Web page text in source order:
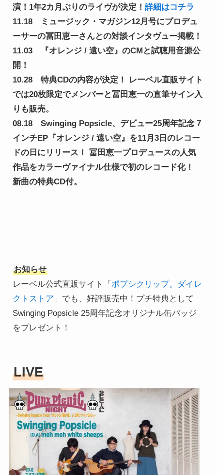
演！1年2カ月ぶりのライヴが決定！詳細はコチラ
11.18　ミュージック・マガジン12月号にプロデュ
ーサーの冨田恵一さんとの対談インタヴュー掲載！
11.03　『オレンジ / 遠い空』のCMと試聴用音源公
開！
10.28　特典CDの内容が決定！ レーベル直販サイト
では20枚限定でメンバーと冨田恵一の直筆サイン入
りも販売。
08.18　Swinging Popsicle、デビュー25周年記念７
インチEP『オレンジ / 遠い空』を11月3日のレコー
ドの日にリリース！ 冨田恵一プロデュースの人気
作品をカラーヴァイナル仕様で初のレコード化！
新曲の特典CD付。
お知らせ
レーベル公式直販サイト「ポプシクリップ。ダイレ
クトストア 」でも、好評販売中！プチ特典として
Swinging Popsicle 25周年記念オリジナル缶バッジ
をプレゼント！
LIVE